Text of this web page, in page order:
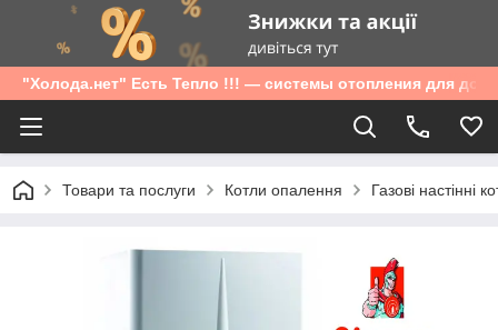
"Холода.нет" Есть Тепло !!! — системы отопления для дома
Товари та послуги Котли опалення Газові настінні